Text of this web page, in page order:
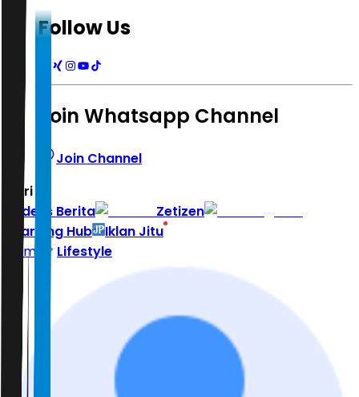
Follow Us
Join Whatsapp Channel
Join Channel
Hari ini
Indeks Berita
Zetizen
Learning Hub
Iklan Jitu
Home
Lifestyle